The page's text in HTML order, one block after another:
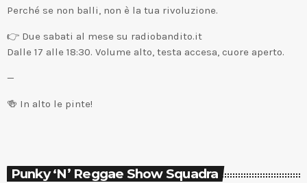
Perché se non balli, non è la tua rivoluzione.
👉 Due sabati al mese su radiobandito.it
Dalle 17 alle 18:30. Volume alto, testa accesa, cuore aperto.
—
🍻 In alto le pinte!
Punky ‘n’ Reggae Show Squadra